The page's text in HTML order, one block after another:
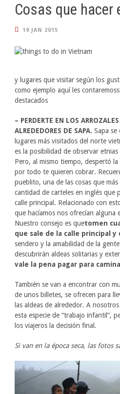
Cosas que hacer
19 JAN 2015
y lugares que visitar según los
como ejemplo aquí les
destacados
– PERDERTE EN LOS
ALREDEDORES DE SAPA. Sapa
lugares más visitados del norte
es la posibilidad de observar etnias
Pero, al mismo tiempo, despertó
por todo te quieren cobrar.
pueblito, una de las cosas que
cantidad de carteles en inglés que
calle principal. Relacionado con
que hacíamos nos ofrecían alguna
Nuestro consejo es quetomen
que sale de la calle principal y
sendero y la amabilidad de la
descubrirán aldeas solitarias y
vale la pena pagar para
También se van a encontrar con
de unos billetes, se ofrecen para
las aldeas de alrededor. A
esta especie de “trabajo infantil”,
los viajeros la decisión final.
Si van en la época seca, las fotos